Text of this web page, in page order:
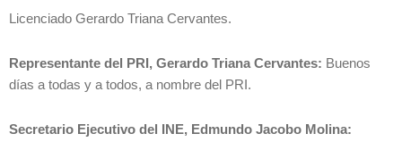
Licenciado Gerardo Triana Cervantes.
Representante del PRI, Gerardo Triana Cervantes: Buenos
días a todas y a todos, a nombre del PRI.
Secretario Ejecutivo del INE, Edmundo Jacobo Molina: